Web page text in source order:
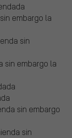
embargo la
sin
sin embargo la
sin embargo
sin